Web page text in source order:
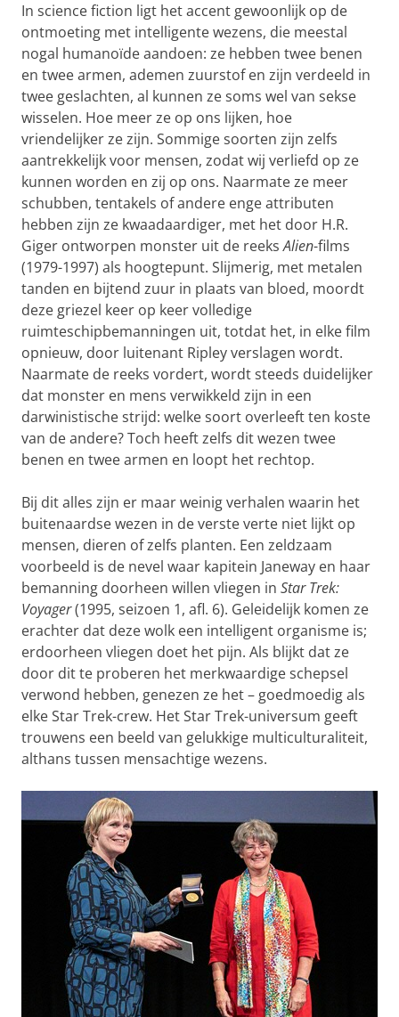
In science fiction ligt het accent gewoonlijk op de
ontmoeting met intelligente wezens, die meestal
nogal humanoïde aandoen: ze hebben twee benen
en twee armen, ademen zuurstof en zijn verdeeld in
twee geslachten, al kunnen ze soms wel van sekse
wisselen. Hoe meer ze op ons lijken, hoe
vriendelijker ze zijn. Sommige soorten zijn zelfs
aantrekkelijk voor mensen, zodat wij verliefd op ze
kunnen worden en zij op ons. Naarmate ze meer
schubben, tentakels of andere enge attributen
hebben zijn ze kwaadaardiger, met het door H.R.
Giger ontworpen monster uit de reeksAlien-films
(1979-1997) als hoogtepunt. Slijmerig, met metalen
tanden en bijtend zuur in plaats van bloed, moordt
deze griezel keer op keer volledige
ruimteschipbemanningen uit, totdat het, in elke film
opnieuw, door luitenant Ripley verslagen wordt.
Naarmate de reeks vordert, wordt steeds duidelijker
dat monster en mens verwikkeld zijn in een
darwinistische strijd: welke soort overleeft ten koste
van de andere? Toch heeft zelfs dit wezen twee
benen en twee armen en loopt het rechtop.
Bij dit alles zijn er maar weinig verhalen waarin het
buitenaardse wezen in de verste verte niet lijkt op
mensen, dieren of zelfs planten. Een zeldzaam
voorbeeld is de nevel waar kapitein Janeway en haar
bemanning doorheen willen vliegen in Star Trek:
Voyager(1995, seizoen 1, afl. 6). Geleidelijk komen ze
erachter dat deze wolk een intelligent organisme is;
erdoorheen vliegen doet het pijn. Als blijkt dat ze
door dit te proberen het merkwaardige schepsel
verwond hebben, genezen ze het – goedmoedig als
elke Star Trek-crew. Het Star Trek-universum geeft
trouwens een beeld van gelukkige multiculturaliteit,
althans tussen mensachtige wezens.